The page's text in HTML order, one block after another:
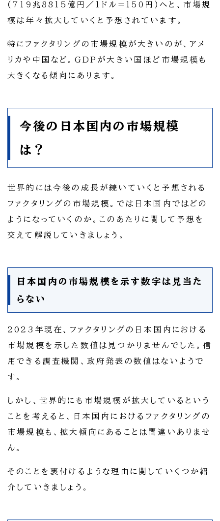
(719兆8815億円／1ドル=150円)へと、市場規
模は年々拡大していくと予想されています。
特にファクタリングの市場規模が大きいのが、アメ
リカや中国など。GDPが大きい国ほど市場規模も
大きくなる傾向にあります。
今後の日本国内の市場規模
は？
世界的には今後の成長が続いていくと予想される
ファクタリングの市場規模。では日本国内ではどの
ようになっていくのか。このあたりに関して予想を
交えて解説していきましょう。
日本国内の市場規模を示す数字は見当た
らない
2023年現在、ファクタリングの日本国内における
市場規模を示した数値は見つかりませんでした。信
用できる調査機関、政府発表の数値はないようで
す。
しかし、世界的にも市場規模が拡大しているという
ことを考えると、日本国内におけるファクタリングの
市場規模も、拡大傾向にあることは間違いありませ
ん。
そのことを裏付けるような理由に関していくつか紹
介していきましょう。